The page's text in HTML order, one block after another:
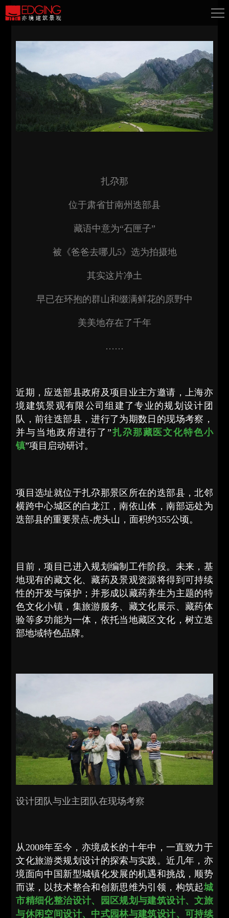
扎尕那
位于肃省甘南州迭部县
藏语中意为“石匣子”
被《爸爸去哪儿5》选为拍摄地
其实这片净土
早已在环抱的群山和缀满鲜花的原野中
美美地存在了千年
……
近期，应迭部县政府及项目业主方邀请，上海亦
境建筑景观有限公司组建了专业的规划设计团
队，前往迭部县，进行了为期数日的现场考察，
并与当地政府进行了”扎尕那藏医文化特色小
镇”项目启动研讨。
项目选址就位于扎尕那景区所在的迭部县，北邻
横跨中心城区的白龙江，南依山体，南部远处为
迭部县的重要景点-虎头山，面积约355公顷。
目前，项目已进入规划编制工作阶段。未来，基
地现有的藏文化、藏药及景观资源将得到可持续
性的开发与保护；并形成以藏药养生为主题的特
色文化小镇，集旅游服务、藏文化展示、藏药体
验等多功能为一体，依托当地藏区文化，树立迭
部地域特色品牌。
设计团队与业主团队在现场考察
从2008年至今，亦境成长的十年中，一直致力于
文化旅游类规划设计的探索与实践。近几年，亦
境面向中国新型城镇化发展的机遇和挑战，顺势
而谋，以技术整合和创新思维为引领，构筑起城
市精细化整治设计、园区规划与建筑设计、文旅
与休闲空间设计、中式园林与建筑设计、可持续